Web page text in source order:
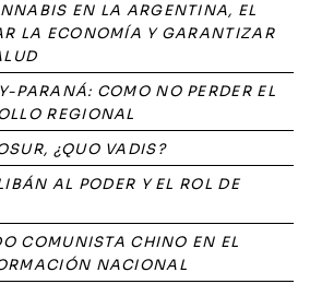
EN LA ARGENTINA, EL
LA ECONOMÍA Y GARANTIZAR
PARANÁ: COMO NO PERDER EL
REGIONAL
¿QUO VADIS?
AL PODER Y EL ROL DE
COMUNISTA CHINO EN EL
NACIONAL